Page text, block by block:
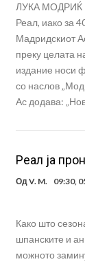
ЛУКА МОДРИЌ
Реал, иако за
Мадридскиот
преку целата
издание носи
со наслов
Ас додава:
Реал ја
ОдV. M. 09:30,
Како што
шпанските и
можното